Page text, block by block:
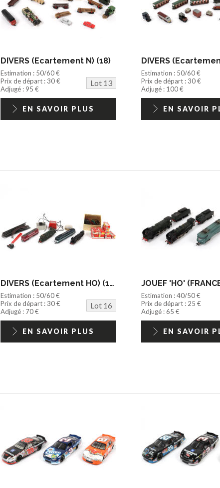
DIVERS (Ecartement N) (18)
Estimation : 50/60 €
Prix de départ : 30 €
Lot 13
Adjugé : 95 €
EN SAVOIR PLUS
DIVERS
Estimation : 50/60 €
Prix de départ : 30 €
Adjugé : 100 €
EN SAVOIR
DIVERS (Ecartement HO) (16)
Estimation : 50/60 €
Prix de départ : 30 €
Lot 16
Adjugé : 70 €
EN SAVOIR PLUS
JOUEF 'HO'
Estimation : 40/50 €
Prix de départ : 25 €
Adjugé : 65 €
EN SAVOIR